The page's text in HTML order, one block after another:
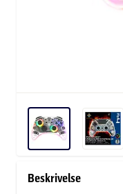
Beskrivelse